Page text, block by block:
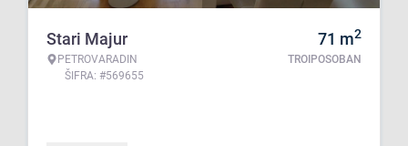
Stari Majur
PETROVARADIN
ŠIFRA: #569655
71 m2
TROIPOSOBAN